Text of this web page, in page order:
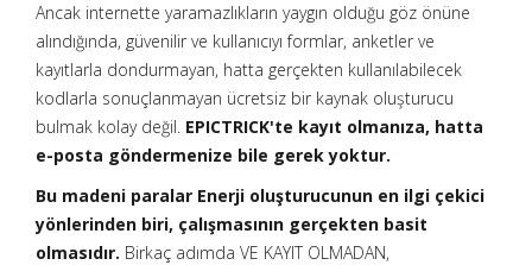
Ancak internette yaramazlıkların yaygın olduğu göz önüne
alındığında, güvenilir ve kullanıcıyı formlar, anketler ve
kayıtlarla dondurmayan, hatta gerçekten kullanılabilecek
kodlarla sonuçlanmayan ücretsiz bir kaynak oluşturucu
bulmak kolay değil. EPICTRICK'te kayıt olmanıza, hatta
e-posta göndermenize bile gerek yoktur.
Bu madeni paralar Enerji oluşturucunun en ilgi çekici
yönlerinden biri, çalışmasının gerçekten basit
olmasıdır. Birkaç adımda VE KAYIT OLMADAN,